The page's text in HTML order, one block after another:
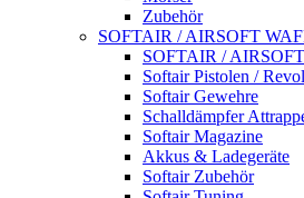
Zubehör
SOFTAIR / AIRSOFT
SOFTAIR /
Softair Pistolen /
Softair Gewehre
Schalldämpfer
Softair Magazine
Akkus & Ladegeräte
Softair Zubehör